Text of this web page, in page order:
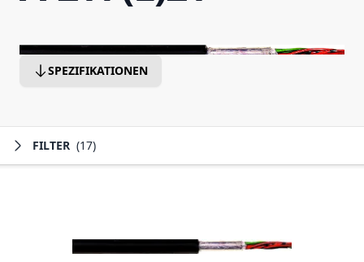
SPEZIFIKATIONEN
FILTER (17)